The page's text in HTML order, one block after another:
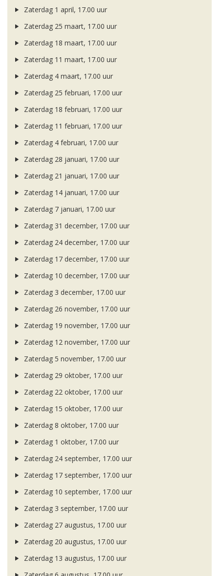
Zaterdag 1 april, 17.00 uur
Zaterdag 25 maart, 17.00 uur
Zaterdag 18 maart, 17.00 uur
Zaterdag 11 maart, 17.00 uur
Zaterdag 4 maart, 17.00 uur
Zaterdag 25 februari, 17.00 uur
Zaterdag 18 februari, 17.00 uur
Zaterdag 11 februari, 17.00 uur
Zaterdag 4 februari, 17.00 uur
Zaterdag 28 januari, 17.00 uur
Zaterdag 21 januari, 17.00 uur
Zaterdag 14 januari, 17.00 uur
Zaterdag 7 januari, 17.00 uur
Zaterdag 31 december, 17.00 uur
Zaterdag 24 december, 17.00 uur
Zaterdag 17 december, 17.00 uur
Zaterdag 10 december, 17.00 uur
Zaterdag 3 december, 17.00 uur
Zaterdag 26 november, 17.00 uur
Zaterdag 19 november, 17.00 uur
Zaterdag 12 november, 17.00 uur
Zaterdag 5 november, 17.00 uur
Zaterdag 29 oktober, 17.00 uur
Zaterdag 22 oktober, 17.00 uur
Zaterdag 15 oktober, 17.00 uur
Zaterdag 8 oktober, 17.00 uur
Zaterdag 1 oktober, 17.00 uur
Zaterdag 24 september, 17.00 uur
Zaterdag 17 september, 17.00 uur
Zaterdag 10 september, 17.00 uur
Zaterdag 3 september, 17.00 uur
Zaterdag 27 augustus, 17.00 uur
Zaterdag 20 augustus, 17.00 uur
Zaterdag 13 augustus, 17.00 uur